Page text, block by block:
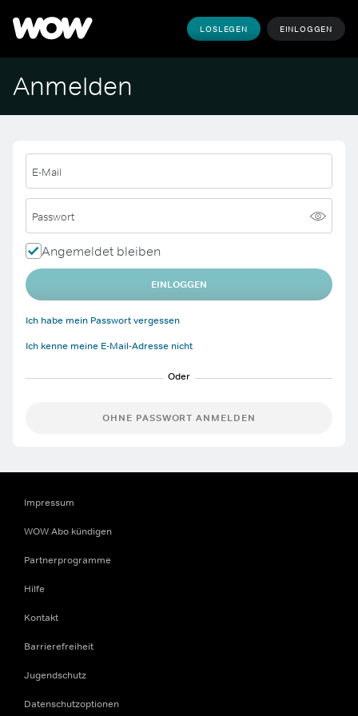
LOSLEGEN EINLOGGEN
Anmelden
E-Mail
Passwort
Angemeldet bleiben
EINLOGGEN
Ich habe mein Passwort vergessen
Ich kenne meine E-Mail-Adresse nicht
OHNE PASSWORT ANMELDEN
Impressum
WOW Abo kündigen
Partnerprogramme
Hilfe
Kontakt
Barrierefreiheit
Jugendschutz
Datenschutzoptionen